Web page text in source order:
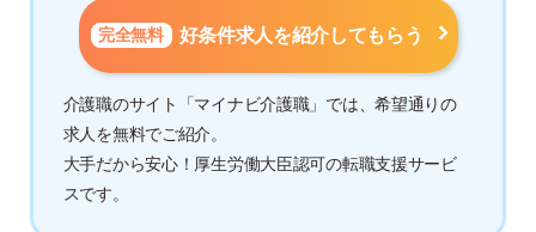
完全無料 好条件求人を紹介してもらう
介護職のサイト「マイナビ介護職」では、希望通りの
求人を無料でご紹介。
大手だから安心！厚生労働大臣認可の転職支援サービ
スです。